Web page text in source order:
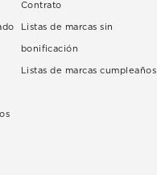
Contrato
Listas de marcas sin
bonificación
Listas de marcas cumpleaños